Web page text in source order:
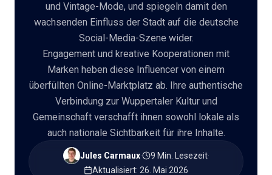
🇩🇪DE
und Vintage-Mode, und spiegeln damit den
wachsenden Einfluss der Stadt auf die deutsche
Social-Media-Szene wider.
Engagement und kreative Kooperationen mit
Marken heben diese Influencer von einem
überfüllten Online-Marktplatz ab. Ihre authentische
Verbindung zur Wuppertaler Kultur und
Gemeinschaft verschafft ihnen sowohl lokale als
auch nationale Sichtbarkeit für ihre Inhalte.
Jules Carmaux· 9 Min. Lesezeit·
Aktualisiert: 26. Mai 2026